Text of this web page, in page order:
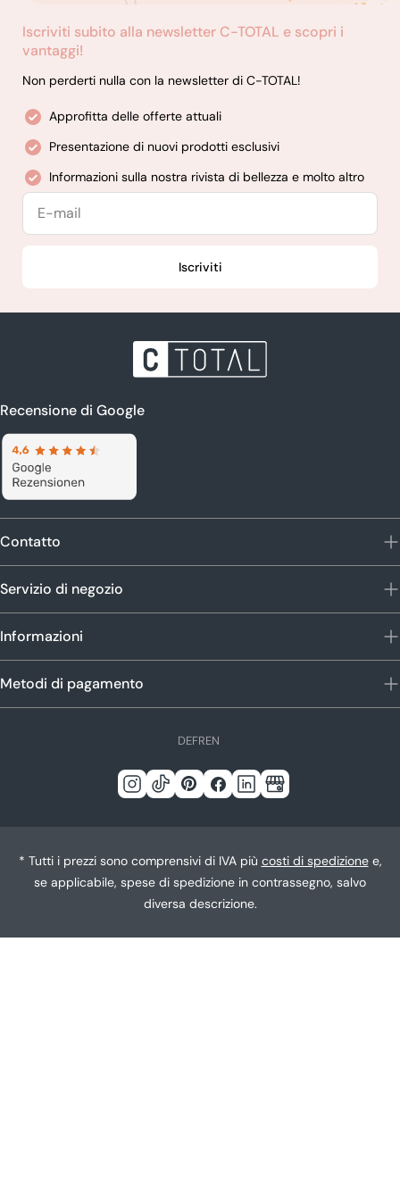
Iscriviti subito alla newsletter C-TOTAL e scopri i
vantaggi!
Non perderti nulla con la newsletter di C-TOTAL!
Approfitta delle offerte attuali
Presentazione di nuovi prodotti esclusivi
Informazioni sulla nostra rivista di bellezza e molto altro
E-
Iscriviti
Recensione di Google
Contatto
Servizio di negozio
Informazioni
Metodi di pagamento
L
n
DE EN
FR
Instagram
Tic PinterestFacebook
LinkedinGoogle
* Tutti i prezzi sono comprensivi di IVA più costi di spedizionee,
se applicabile, spese di spedizione in contrassegno, salvo
diversa descrizione.